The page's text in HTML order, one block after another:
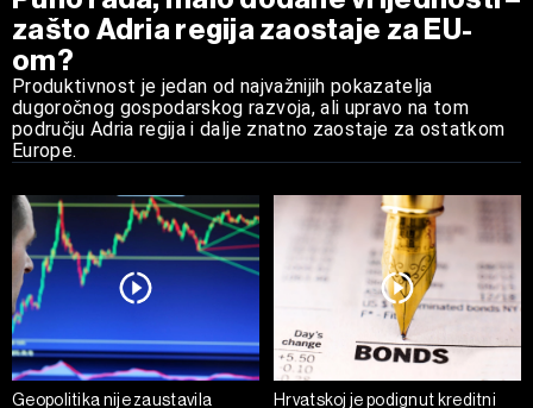
zašto Adria regija zaostaje za EU-
om?
Produktivnost je jedan od najvažnijih pokazatelja
dugoročnog gospodarskog razvoja, ali upravo na tom
području Adria regija i dalje znatno zaostaje za ostatkom
Europe.
Geopolitika nije zaustavila
Hrvatskoj je podignut kreditni